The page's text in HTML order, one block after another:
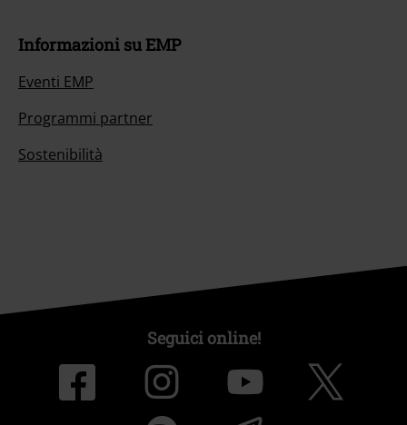
Informazioni su EMP
Eventi EMP
Programmi partner
Sostenibilità
Seguici online!